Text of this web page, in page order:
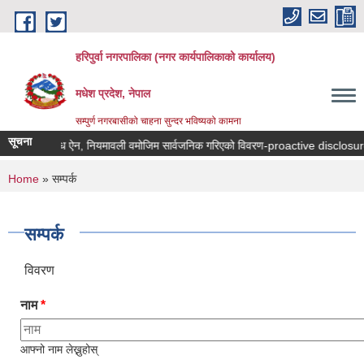
Skip to main content
हरिपुर्वा नगरपालिका (नगर कार्यपालिकाको कार्यालय)
मधेश प्रदेश, नेपाल
सम्पुर्ण नगरबासीको चाहना सुन्दर भविष्यको कामना
सूचना
हक सम्बन्धि ऐन, नियमावली वमोजिम सार्वजनिक गरिएको विवरण-proactive disclosure
You are here
Home » सम्पर्क
सम्पर्क
विवरण
नाम*
आफ्नो नाम लेख्नुहोस्